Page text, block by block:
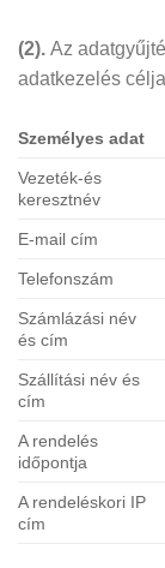
(2). Az
adatkezelés
Személyes adat
Vezeték-és
keresztnév
E-mail cím
Telefonszám
Számlázási név
és cím
Szállítási név és
cím
A rendelés
időpontja
A rendeléskori IP
cím